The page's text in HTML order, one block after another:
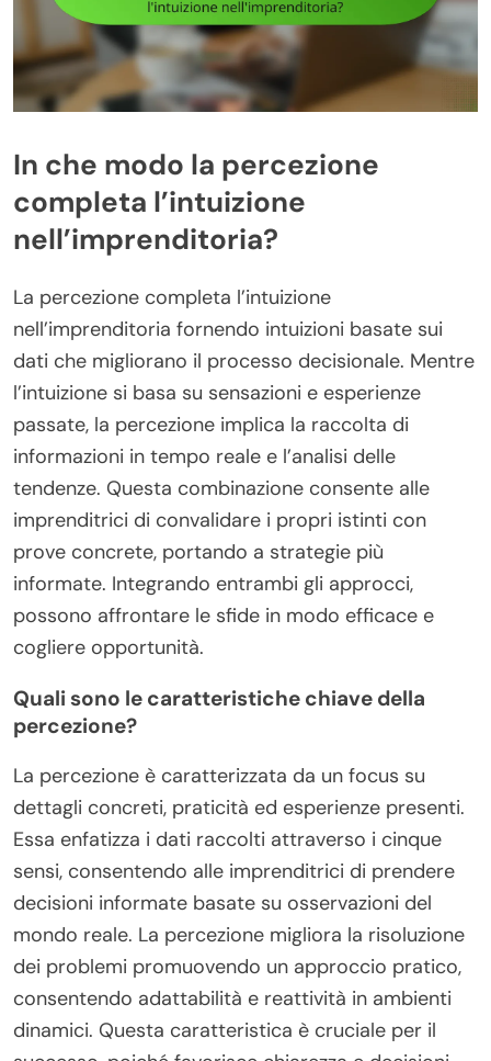
In che modo la percezione
completa l’intuizione
nell’imprenditoria?
La percezione completa l’intuizione
nell’imprenditoria fornendo intuizioni basate sui
dati che migliorano il processo decisionale. Mentre
l’intuizione si basa su sensazioni e esperienze
passate, la percezione implica la raccolta di
informazioni in tempo reale e l’analisi delle
tendenze. Questa combinazione consente alle
imprenditrici di convalidare i propri istinti con
prove concrete, portando a strategie più
informate. Integrando entrambi gli approcci,
possono affrontare le sfide in modo efficace e
cogliere opportunità.
Quali sono le caratteristiche chiave della
percezione?
La percezione è caratterizzata da un focus su
dettagli concreti, praticità ed esperienze presenti.
Essa enfatizza i dati raccolti attraverso i cinque
sensi, consentendo alle imprenditrici di prendere
decisioni informate basate su osservazioni del
mondo reale. La percezione migliora la risoluzione
dei problemi promuovendo un approccio pratico,
consentendo adattabilità e reattività in ambienti
dinamici. Questa caratteristica è cruciale per il